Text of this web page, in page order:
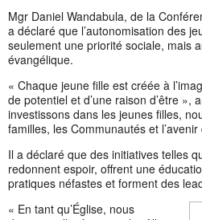
Mgr Daniel Wandabula, de la
a déclaré que l’autonomisation des
seulement une priorité sociale, mais
évangélique.
« Chaque jeune fille est créée à
de potentiel et d’une raison d’être »,
investissons dans les jeunes filles,
familles, les Communautés et l’avenir
Il a déclaré que des initiatives telles
redonnent espoir, offrent une
pratiques néfastes et forment des
« En tant qu’Église, nous